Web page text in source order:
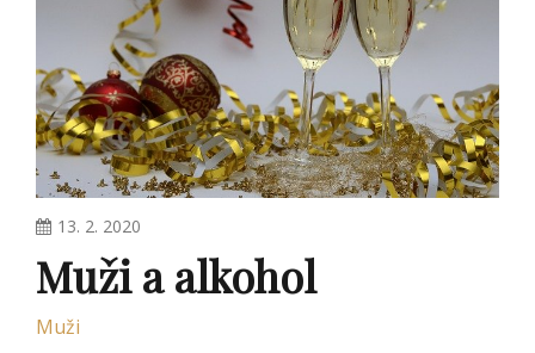
13. 2. 2020
Muži a alkohol
Muži